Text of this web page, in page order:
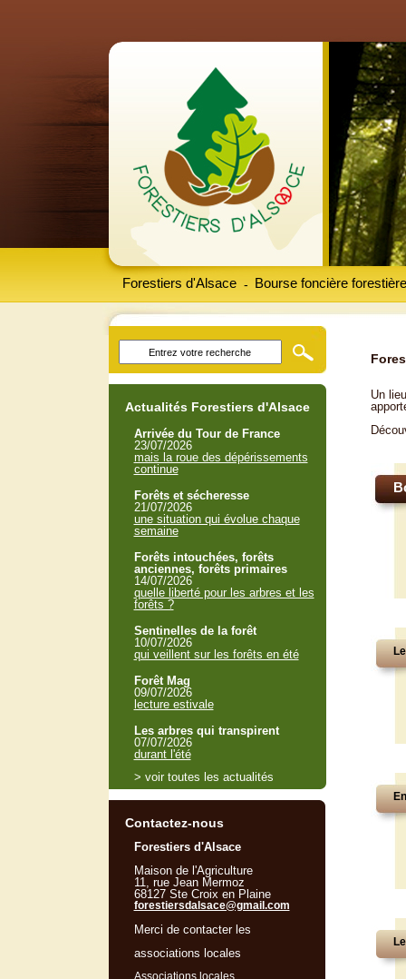
Forestiers d'Alsace Bourse foncière forestière
-
Un
Actualités Forestiers d'Alsace
Arrivée du Tour de France
23/07/2026
mais la roue des dépérissements
continue
Forêts et sécheresse
21/07/2026
une situation qui évolue chaque
semaine
Forêts intouchées, forêts
anciennes, forêts primaires
14/07/2026
quelle liberté pour les arbres et les
forêts ?
Sentinelles de la forêt
10/07/2026
qui veillent sur les forêts en été
Forêt Mag
09/07/2026
lecture estivale
Les arbres qui transpirent
07/07/2026
durant l'été
> voir toutes les actualités
Contactez-nous
Forestiers d'Alsace
Maison de l'Agriculture
11, rue Jean Mermoz
68127 Ste Croix en Plaine
forestiersdalsace@gmail.com
Merci de contacter les
associations locales
Associations locales